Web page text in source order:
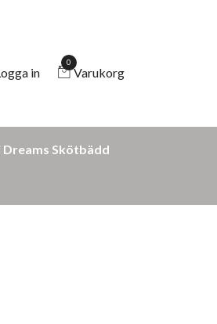
in
0
Varukorg
Dreams Skötbädd